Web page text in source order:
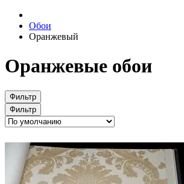
Обои
Оранжевый
Оранжевые обои
Фильтр
Фильтр